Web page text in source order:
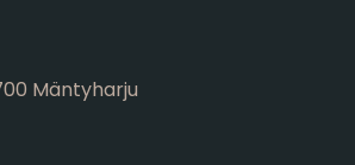
Mäntyharju